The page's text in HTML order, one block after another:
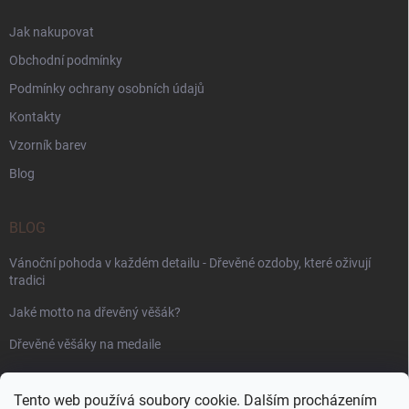
Tento web používá soubory cookie. Dalším procházením
Jak nakupovat
Obchodní podmínky
Podmínky ochrany osobních údajů
Kontakty
Vzorník barev
Blog
BLOG
Vánoční pohoda v každém detailu - Dřevěné ozdoby, které oživují
tradici
Jaké motto na dřevěný věšák?
Dřevěné věšáky na medaile
PŘIJÍMÁME ONLINE PLATBY